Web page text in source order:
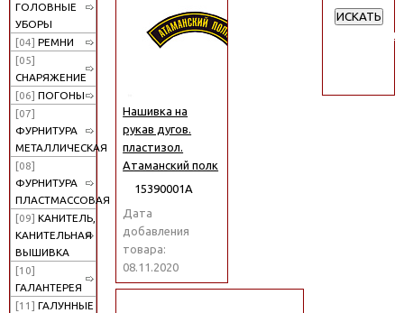
ГОЛОВНЫЕ
УБОРЫ
[04] РЕМНИ
[05]
СНАРЯЖЕНИЕ
[06] ПОГОНЫ
[07]
ФУРНИТУРА
МЕТАЛЛИЧЕСКАЯ
[08]
ФУРНИТУРА
ПЛАСТМАССОВАЯ
[09] КАНИТЕЛЬ,
КАНИТЕЛЬНАЯ
ВЫШИВКА
[10]
ГАЛАНТЕРЕЯ
[11] ГАЛУННЫЕ
Нашивка на
рукав дугов.
пластизол.
Атаманский полк
15390001А
Дата
добавления
товара:
08.11.2020
ИСКАТЬ